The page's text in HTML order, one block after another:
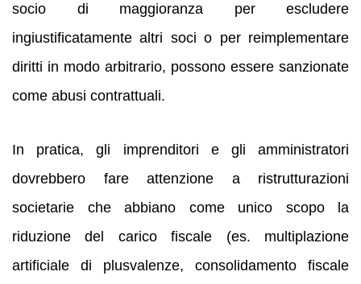
socio di maggioranza per escludere
ingiustificatamente altri soci o per reimplementare
diritti in modo arbitrario, possono essere sanzionate
come abusi contrattuali.
In pratica, gli imprenditori e gli amministratori
dovrebbero fare attenzione a ristrutturazioni
societarie che abbiano come unico scopo la
riduzione del carico fiscale (es. multiplazione
artificiale di plusvalenze, consolidamento fiscale